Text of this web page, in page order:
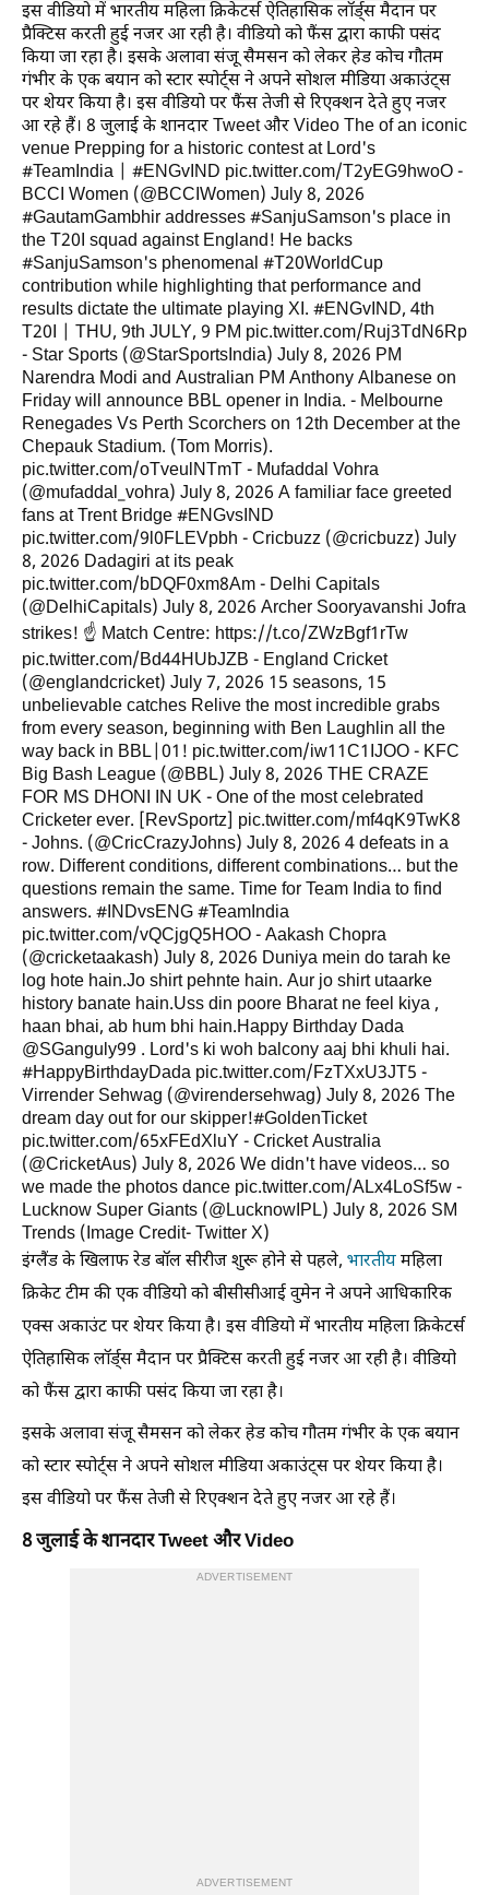
इस वीडियो में भारतीय महिला क्रिकेटर्स ऐतिहासिक लाॅर्ड्स मैदान पर
प्रैक्टिस करती हुई नजर आ रही है। वीडियो को फैंस द्वारा काफी पसंद
किया जा रहा है। इसके अलावा संजू सैमसन को लेकर हेड कोच गौतम
गंभीर के एक बयान को स्टार स्पोर्ट्स ने अपने सोशल मीडिया अकाउंट्स
पर शेयर किया है। इस वीडियो पर फैंस तेजी से रिएक्शन देते हुए नजर
आ रहे हैं। 8 जुलाई के शानदार Tweet और Video The of an iconic
venue Prepping for a historic contest at Lord's
️#TeamIndia | #ENGvIND pic.twitter.com/T2yEG9hwoO -
BCCI Women (@BCCIWomen) July 8, 2026
#GautamGambhir addresses #SanjuSamson's place in
the T20I squad against England! He backs
#SanjuSamson's phenomenal #T20WorldCup
contribution while highlighting that performance and
results dictate the ultimate playing XI. #ENGvIND, 4th
T20I | THU, 9th JULY, 9 PM pic.twitter.com/Ruj3TdN6Rp
- Star Sports (@StarSportsIndia) July 8, 2026 PM
Narendra Modi and Australian PM Anthony Albanese on
Friday will announce BBL opener in India. - Melbourne
Renegades Vs Perth Scorchers on 12th December at the
Chepauk Stadium. (Tom Morris).
pic.twitter.com/oTveulNTmT - Mufaddal Vohra
(@mufaddal_vohra) July 8, 2026 A familiar face greeted
fans at Trent Bridge #ENGvsIND
pic.twitter.com/9l0FLEVpbh - Cricbuzz (@cricbuzz) July
8, 2026 Dadagiri at its peak
pic.twitter.com/bDQF0xm8Am - Delhi Capitals
(@DelhiCapitals) July 8, 2026 Archer Sooryavanshi Jofra
strikes! ☝️ Match Centre: https://t.co/ZWzBgf1rTw
pic.twitter.com/Bd44HUbJZB - England Cricket
(@englandcricket) July 7, 2026 15 seasons, 15
unbelievable catches Relive the most incredible grabs
from every season, beginning with Ben Laughlin all the
way back in BBL|01! pic.twitter.com/iw11C1IJOO - KFC
Big Bash League (@BBL) July 8, 2026 THE CRAZE
FOR MS DHONI IN UK - One of the most celebrated
Cricketer ever. [RevSportz] pic.twitter.com/mf4qK9TwK8
- Johns. (@CricCrazyJohns) July 8, 2026 4 defeats in a
row. Different conditions, different combinations… but the
questions remain the same. Time for Team India to find
answers. #INDvsENG #TeamIndia
pic.twitter.com/vQCjgQ5HOO - Aakash Chopra
(@cricketaakash) July 8, 2026 Duniya mein do tarah ke
log hote hain.Jo shirt pehnte hain. Aur jo shirt utaarke
history banate hain.Uss din poore Bharat ne feel kiya ,
haan bhai, ab hum bhi hain.Happy Birthday Dada
@SGanguly99 . Lord's ki woh balcony aaj bhi khuli hai.
#HappyBirthdayDada pic.twitter.com/FzTXxU3JT5 -
Virrender Sehwag (@virendersehwag) July 8, 2026 The
dream day out for our skipper!#GoldenTicket
pic.twitter.com/65xFEdXluY - Cricket Australia
(@CricketAus) July 8, 2026 We didn't have videos… so
we made the photos dance pic.twitter.com/ALx4LoSf5w -
Lucknow Super Giants (@LucknowIPL) July 8, 2026 SM
Trends (Image Credit- Twitter X)
इंग्लैंड के खिलाफ रेड बाॅल सीरीज शुरू होने से पहले, भारतीयमहिला
क्रिकेट टीम की एक वीडियो को बीसीसीआई वुमेन ने अपने आधिकारिक
एक्स अकाउंट पर शेयर किया है। इस वीडियो में भारतीय महिला क्रिकेटर्स
ऐतिहासिक लाॅर्ड्स मैदान पर प्रैक्टिस करती हुई नजर आ रही है। वीडियो
को फैंस द्वारा काफी पसंद किया जा रहा है।
इसके अलावा संजू सैमसन को लेकर हेड कोच गौतम गंभीर के एक बयान
को स्टार स्पोर्ट्स ने अपने सोशल मीडिया अकाउंट्स पर शेयर किया है।
इस वीडियो पर फैंस तेजी से रिएक्शन देते हुए नजर आ रहे हैं।
8 जुलाई के शानदार Tweet और Video
ADVERTISEMENT
ADVERTISEMENT